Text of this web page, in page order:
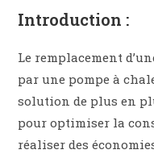
Introduction :
Le remplacement
par une pompe à
solution de plus en
pour optimiser la
réaliser des